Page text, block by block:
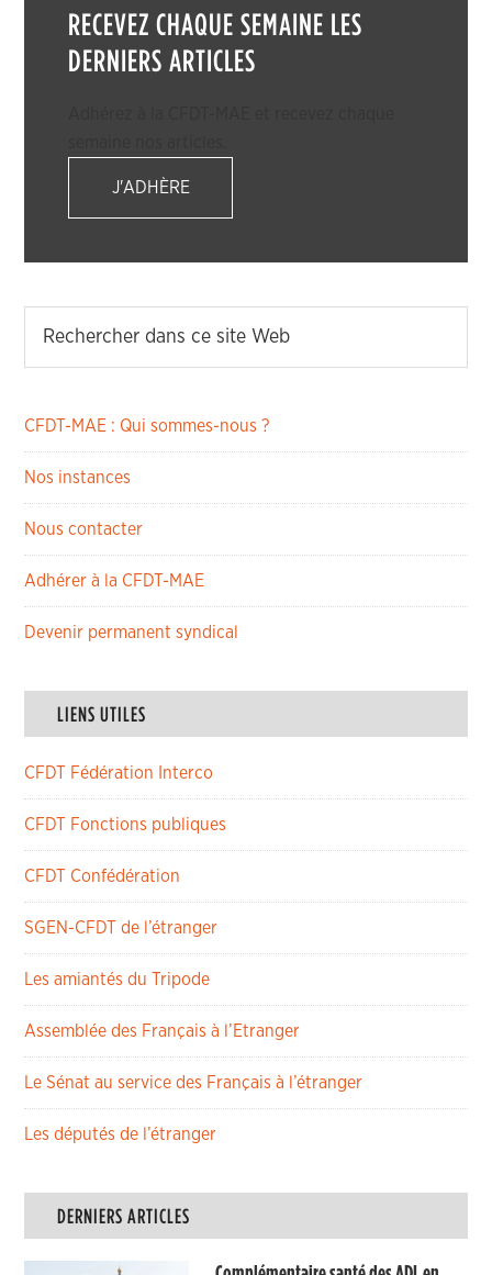
RECEVEZ CHAQUE SEMAINE LES
DERNIERS ARTICLES
J'ADHÈRE
CFDT-MAE : Qui sommes-nous ?
Nos instances
Nous contacter
Adhérer à la CFDT-MAE
Devenir permanent syndical
LIENS UTILES
CFDT Fédération Interco
CFDT Fonctions publiques
CFDT Confédération
SGEN-CFDT de l’étranger
Les amiantés du Tripode
Assemblée des Français à l’Etranger
Le Sénat au service des Français à l’étranger
Les députés de l’étranger
DERNIERS ARTICLES